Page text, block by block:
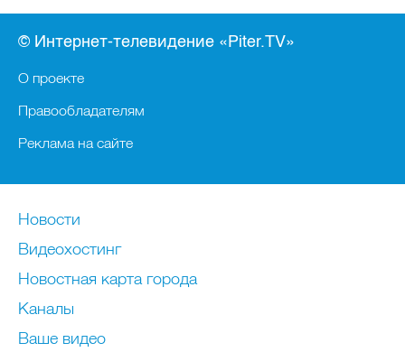
© Интернет-телевидение «Piter.TV»
О проекте
Правообладателям
Реклама на сайте
Новости
Видеохостинг
Новостная карта города
Каналы
Ваше видео